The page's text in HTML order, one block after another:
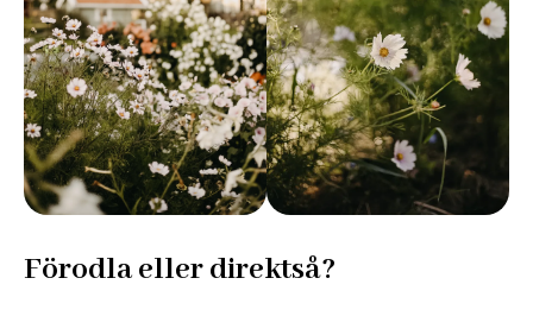
Förodla eller direktså?